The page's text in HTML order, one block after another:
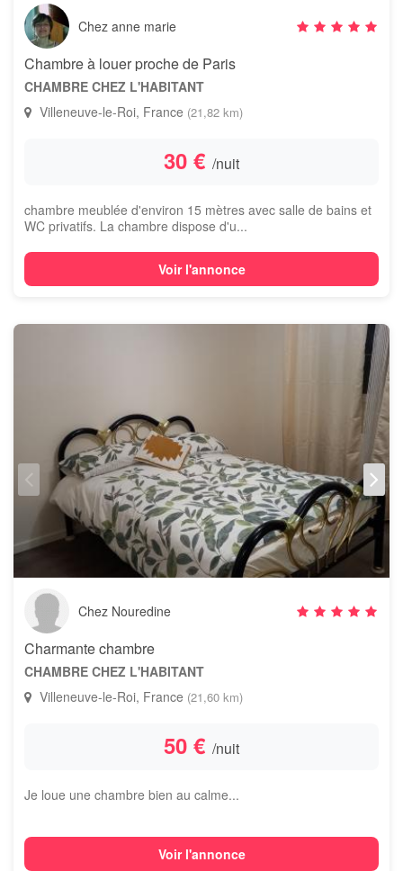
Chez anne marie
Chambre à louer proche de Paris
CHAMBRE CHEZ L'HABITANT
Villeneuve-le-Roi, France (21,82 km)
30 € /nuit
chambre meublée d'environ 15 mètres avec salle de bains et
WC privatifs. La chambre dispose d'u...
Voir l'annonce
Chez Nouredine
Charmante chambre
CHAMBRE CHEZ L'HABITANT
Villeneuve-le-Roi, France (21,60 km)
50 € /nuit
Je loue une chambre bien au calme...
Voir l'annonce